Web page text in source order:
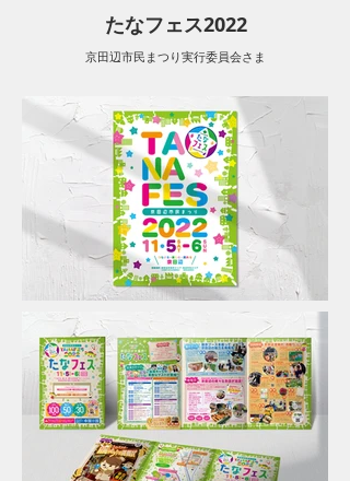
たなフェス2022
京田辺市民まつり実行委員会さま